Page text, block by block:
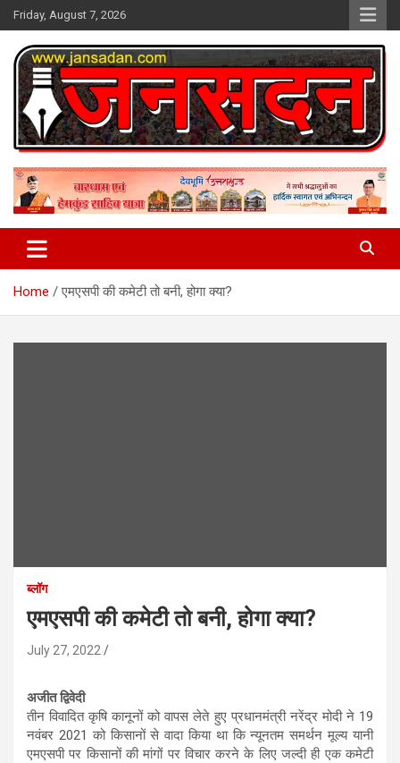
Skip
to
content
Friday, August 7, 2026
Jan Sadan
Home एमएसपी की कमेटी तो बनी, होगा क्या?
ब्लॉग
एमएसपी की कमेटी तो बनी, होगा क्या?
July 27, 2022
अजीत द्विवेदी
तीन विवादित कृषि कानूनों को वापस लेते हुए प्रधानमंत्री नरेंद्र मोदी ने 19
नवंबर 2021 को किसानों से वादा किया था कि न्यूनतम समर्थन मूल्य यानी
एमएसपी पर किसानों की मांगों पर विचार करने के लिए जल्दी ही एक कमेटी